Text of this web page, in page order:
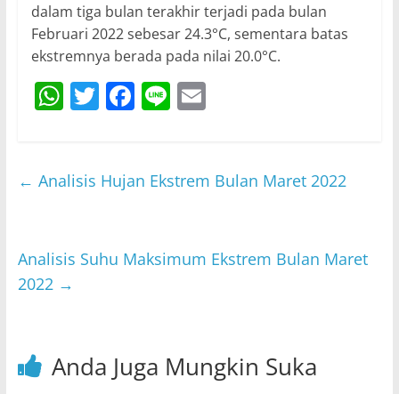
dalam tiga bulan terakhir terjadi pada bulan
Februari 2022 sebesar 24.3°C, sementara batas
ekstremnya berada pada nilai 20.0°C.
W
s
p
T
er
F
e
o
Li E
l
← Analisis Hujan Ekstrem Bulan Maret 2022
Analisis Suhu Maksimum Ekstrem Bulan Maret
2022 →
Anda Juga Mungkin Suka